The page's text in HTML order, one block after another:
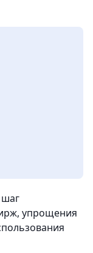
шаг
упрощения